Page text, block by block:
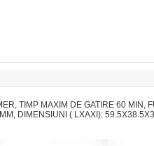
TIMP MAXIM DE GATIRE 60 MIN,
DIMENSIUNI ( LXAXI):